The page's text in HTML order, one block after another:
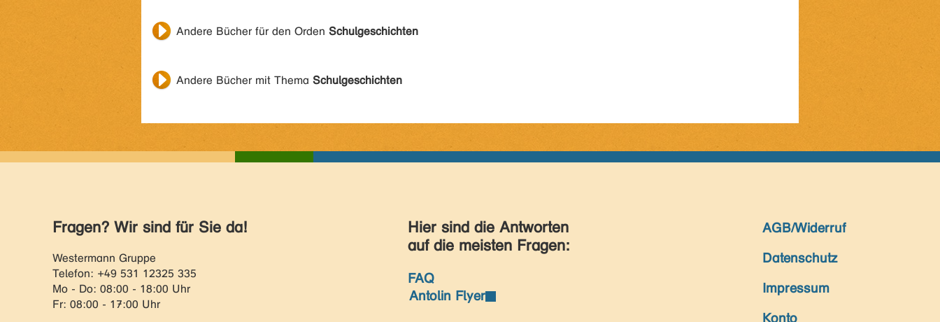
Andere Bücher für den Orden Schulgeschichten
Andere Bücher mit Thema Schulgeschichten